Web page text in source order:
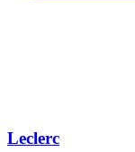
Leclerc